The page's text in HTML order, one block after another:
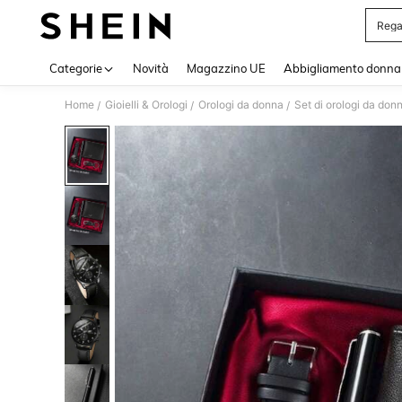
Categorie Novità Magazzino UE Abbigliamento donna
Home / Gioielli & Orologi / Orologi da donna / Set di orologi da